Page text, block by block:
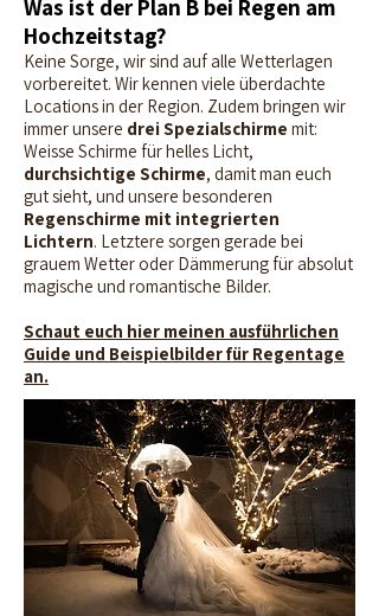
Was ist der Plan B bei Regen am
Hochzeitstag?
Keine Sorge, wir sind auf alle Wetterlagen
vorbereitet. Wir kennen viele überdachte
Locations in der Region. Zudem bringen wir
immer unsere drei Spezialschirme mit:
Weisse Schirme für helles Licht,
durchsichtige Schirme, damit man euch
gut sieht, und unsere besonderen
Regenschirme mit integrierten
Lichtern. Letztere sorgen gerade bei
grauem Wetter oder Dämmerung für absolut
magische und romantische Bilder.
Schaut euch hier meinen ausführlichen
Guide und Beispielbilder für Regentage
an.